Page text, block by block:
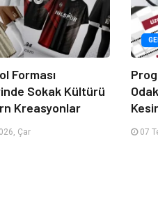
Forması
Sokak Kültürü
Kreasyonlar
Çar 07